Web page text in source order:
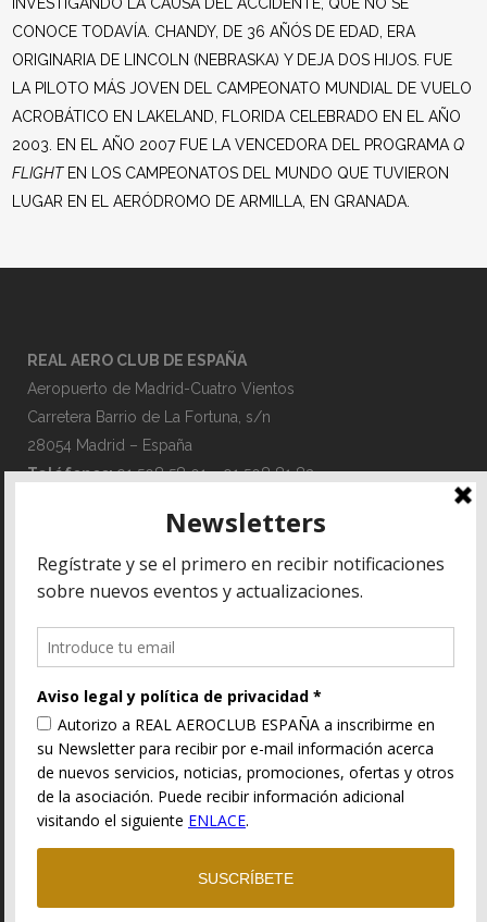
CONOCE TODAVÍA. CHANDY, DE 36 AÑÓS DE EDAD, ERA
ORIGINARIA DE LINCOLN (NEBRASKA) Y DEJA DOS HIJOS. FUE
LA PILOTO MÁS JOVEN DEL CAMPEONATO MUNDIAL DE VUELO
ACROBÁTICO EN LAKELAND, FLORIDA CELEBRADO EN EL AÑO
2003. EN EL AÑO 2007 FUE LA VENCEDORA DEL PROGRAMAQ
FLIGHTEN LOS CAMPEONATOS DEL MUNDO QUE TUVIERON
LUGAR EN EL AERÓDROMO DE ARMILLA, EN GRANADA.
REAL AERO CLUB DE ESPAÑA
Aeropuerto de Madrid-Cuatro Vientos
Carretera Barrio de La Fortuna, s/n
28054 Madrid – España
Teléfonos:91 508 58 01 – 91 508 81 83
Aviso
Política de
Política de
Términos y